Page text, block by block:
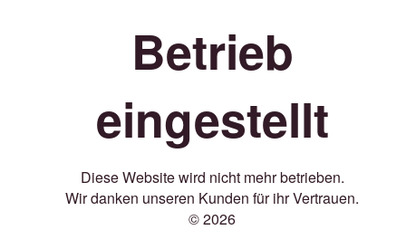
Betrieb
eingestellt
Diese Website wird nicht mehr betrieben.
Wir danken unseren Kunden für ihr Vertrauen.
© 2026